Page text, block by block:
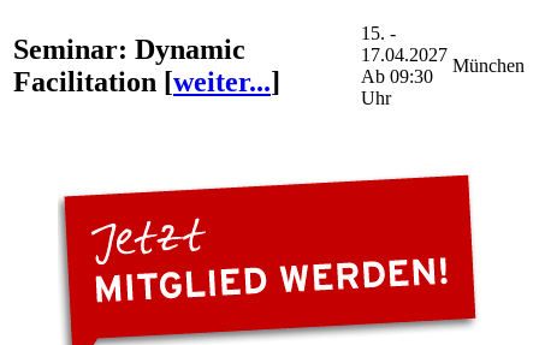
Seminar: Dynamic
Facilitation [weiter...]
15. -
17.04.2027
Ab 09:30
Uhr
München